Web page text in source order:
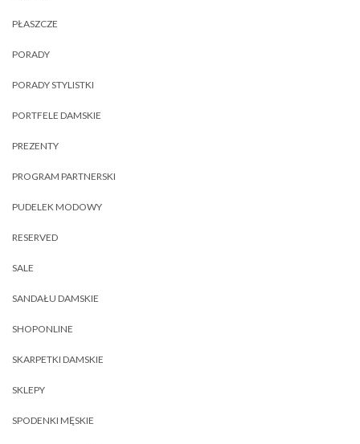
PŁASZCZE
PORADY
PORADY STYLISTKI
PORTFELE DAMSKIE
PREZENTY
PROGRAM PARTNERSKI
PUDELEK MODOWY
RESERVED
SALE
SANDAŁU DAMSKIE
SHOPONLINE
SKARPETKI DAMSKIE
SKLEPY
SPODENKI MĘSKIE